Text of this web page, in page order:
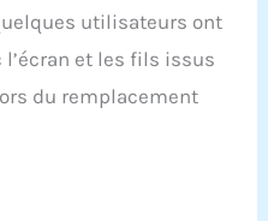
utilisateurs ont
et les fils issus
du remplacement